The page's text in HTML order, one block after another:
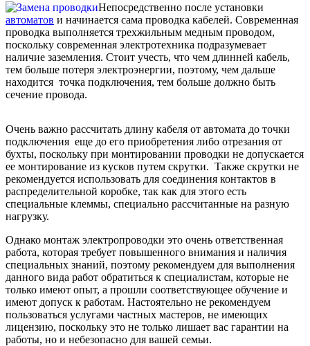
Непосредственно после установки
автоматов и начинается сама проводка кабелей. Современная
проводка выполняется трехжильным медным проводом,
поскольку современная электротехника подразумевает
наличие заземления. Стоит учесть, что чем длинней кабель,
тем больше потеря электроэнергии, поэтому, чем дальше
находится точка подключения, тем больше должно быть
сечение провода.
Очень важно рассчитать длину кабеля от автомата до точки
подключения еще до его приобретения либо отрезания от
бухты, поскольку при монтировании проводки не допускается
ее монтирование из кусков путем скрутки. Также скрутки не
рекомендуется использовать для соединения контактов в
распределительной коробке, так как для этого есть
специальные клеммы, специально рассчитанные на разную
нагрузку.
Однако монтаж электропроводки это очень ответственная
работа, которая требует повышенного внимания и наличия
специальных знаний, поэтому рекомендуем для выполнения
данного вида работ обратиться к специалистам, которые не
только имеют опыт, а прошли соответствующее обучение и
имеют допуск к работам. Настоятельно не рекомендуем
пользоваться услугами частных мастеров, не имеющих
лицензию, поскольку это не только лишает вас гарантии на
работы, но и небезопасно для вашей семьи.